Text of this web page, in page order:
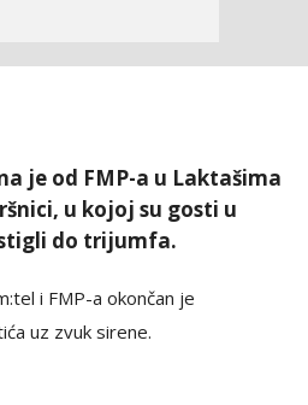
je od FMP-a u Laktašima
u kojoj su gosti u
do trijumfa.
i FMP-a okončan je
uz zvuk sirene.